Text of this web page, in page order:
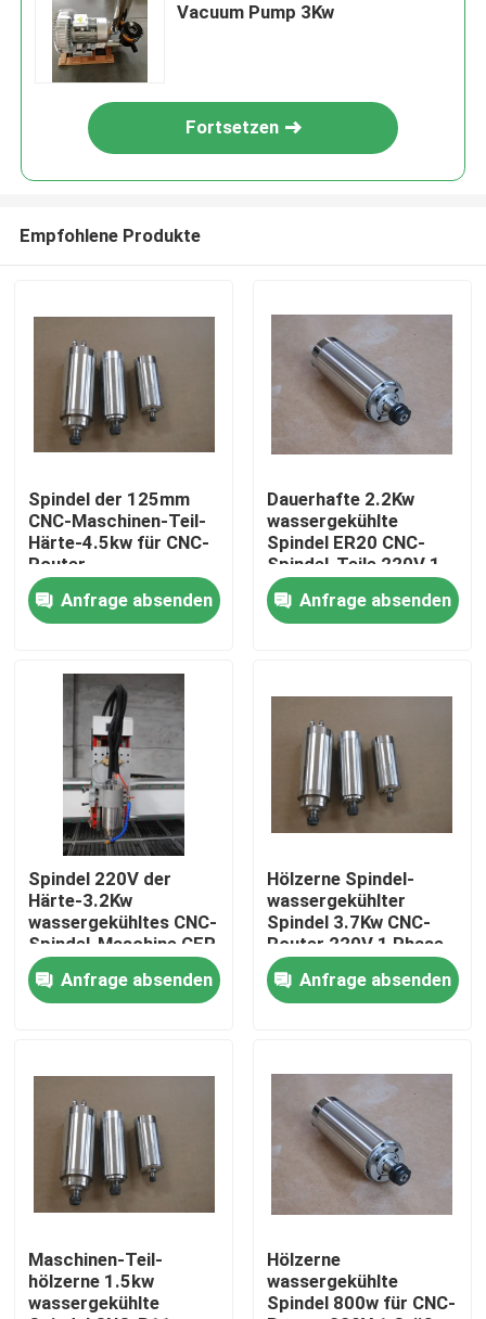
Startseite
Produkte
Videos
Über uns
Fabrik Tour
Kontakt
Faserlaser-Schneidemaschine
Metalllaser-Schneidemaschine
Vacuum Pump 3Kw
Fortsetzen
Empfohlene Produkte
Spindel der 125mm
CNC-Maschinen-Teil-
Härte-4.5kw für CNC-
Router
Anfrage absenden
Dauerhafte 2.2Kw
wassergekühlte
Spindel ER20 CNC-
Spindel-Teile 220V 1
Phase
Anfrage absenden
Spindel 220V der
Härte-3.2Kw
wassergekühltes CNC-
Spindel-Maschine CER
Anfrage absenden
Hölzerne Spindel-
wassergekühlter
Spindel 3.7Kw CNC-
Router 220V 1 Phase
Anfrage absenden
Maschinen-Teil-
hölzerne 1.5kw
wassergekühlte
Hölzerne
wassergekühlte
Spindel 800w für CNC-